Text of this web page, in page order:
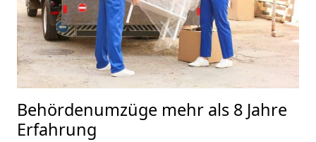
Behördenumzüge mehr als 8 Jahre
Erfahrung